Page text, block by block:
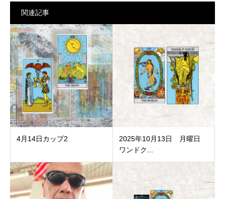
関連記事
4月14日カップ2
2025年10月13日 月曜日
ワンドク...